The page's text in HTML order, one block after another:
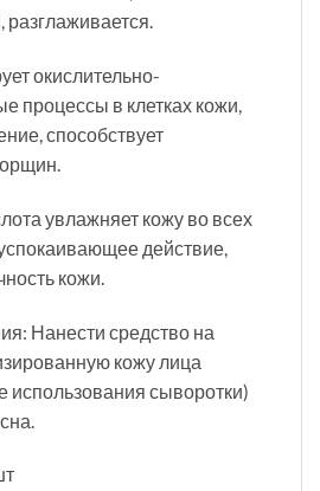
разглаживается.
окислительно-
процессы в клетках кожи,
способствует
увлажняет кожу во всех
действие,
кожи.
Нанести средство на
кожу лица
использования сыворотки)